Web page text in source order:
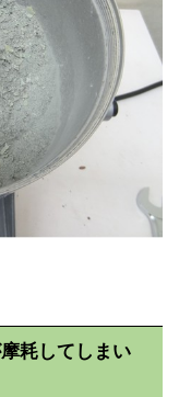
耗してしまい